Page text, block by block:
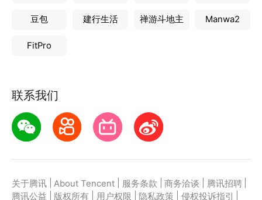
豆包 建行生活 禅游斗地主 Manwa2
FitPro
联系我们
关于腾讯 About Tencent 服务条款 商务洽谈 腾讯招聘
腾讯公益
版权所有 用户权限 隐私政策 侵权投诉指引